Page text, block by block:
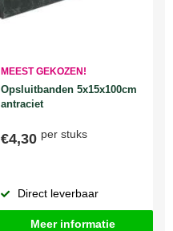
MEEST GEKOZEN!
Opsluitbanden 5x15x100cm
antraciet
€4,30 per stuks
Direct leverbaar
Meer informatie